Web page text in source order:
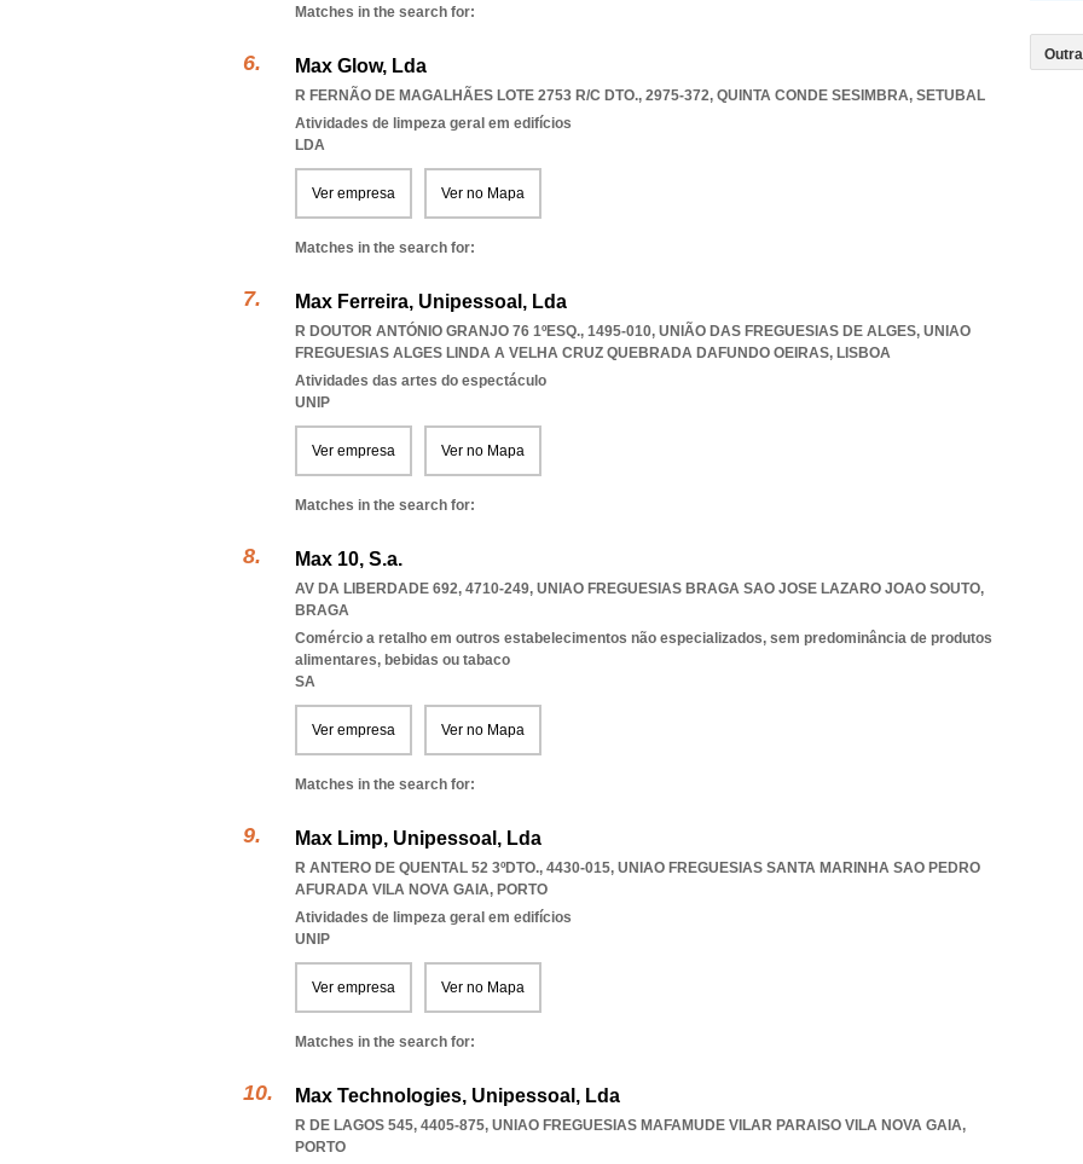
Matches in the search for:
Max Glow, Lda
R FERNÃO DE MAGALHÃES LOTE 2753 R/C DTO., 2975-372, QUINTA CONDE SESIMBRA, SETUBAL
Atividades de limpeza geral em edifícios
LDA
Ver empresa Ver no Mapa
Matches in the search for:
Max Ferreira, Unipessoal, Lda
R DOUTOR ANTÓNIO GRANJO 76 1ºESQ., 1495-010, UNIÃO DAS FREGUESIAS DE ALGES, UNIAO
FREGUESIAS ALGES LINDA A VELHA CRUZ QUEBRADA DAFUNDO OEIRAS, LISBOA
Atividades das artes do espectáculo
UNIP
Ver empresa Ver no Mapa
Matches in the search for:
Max 10, S.a.
AV DA LIBERDADE 692, 4710-249, UNIAO FREGUESIAS BRAGA SAO JOSE LAZARO JOAO SOUTO,
BRAGA
Comércio a retalho em outros estabelecimentos não especializados, sem predominância de produtos
alimentares, bebidas ou tabaco
SA
Ver empresa Ver no Mapa
Matches in the search for:
Max Limp, Unipessoal, Lda
R ANTERO DE QUENTAL 52 3ºDTO., 4430-015, UNIAO FREGUESIAS SANTA MARINHA SAO PEDRO
AFURADA VILA NOVA GAIA, PORTO
Atividades de limpeza geral em edifícios
UNIP
Ver empresa Ver no Mapa
Matches in the search for:
Max Technologies, Unipessoal, Lda
R DE LAGOS 545, 4405-875, UNIAO FREGUESIAS MAFAMUDE VILAR PARAISO VILA NOVA GAIA,
PORTO